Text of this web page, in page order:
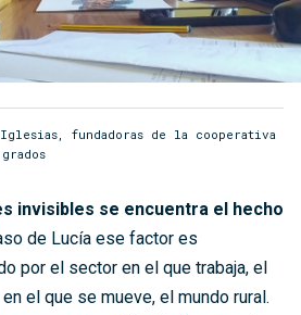
fundadoras de la cooperativa
invisibles se encuentra el hecho
de Lucía ese factor es
por el sector en el que trabaja, el
el que se mueve, el mundo rural.